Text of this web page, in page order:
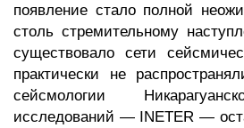
появление стало полной
столь стремительному
существовало сети
практически не
сейсмологии
исследований — INETER —